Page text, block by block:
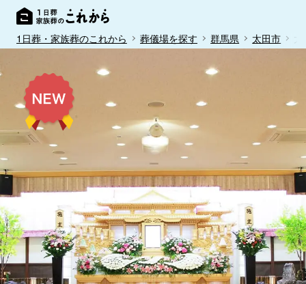
1日葬・家族葬のこれから 葬儀場を探す 群馬県 太田市